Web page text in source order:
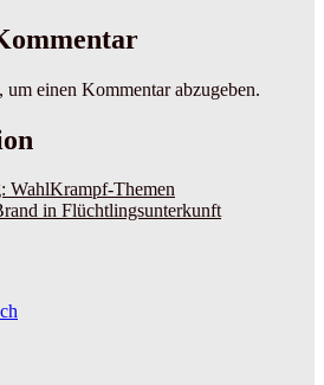
um einen Kommentar abzugeben.
WahlKrampf-Themen
in Flüchtlingsunterkunft